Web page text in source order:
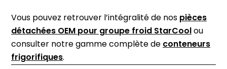
Vous pouvez retrouver l’intégralité de nospièces
détachées OEM pour groupe froid StarCoolou
consulter notre gamme complète deconteneurs
frigorifiques.